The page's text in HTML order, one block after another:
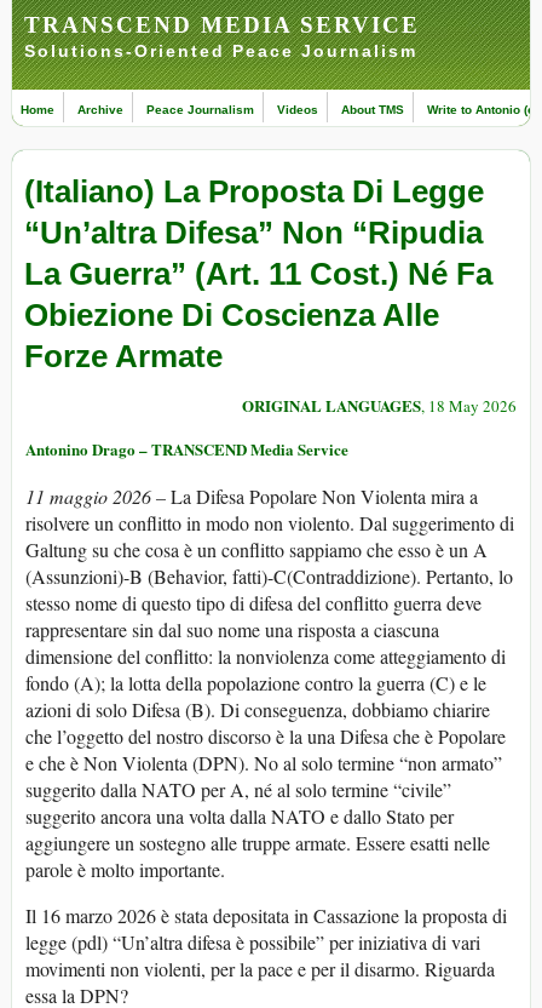
TRANSCEND MEDIA SERVICE
Solutions-Oriented Peace Journalism
Home Archive Peace Journalism Videos About TMS Write to Antonio
(Italiano) La Proposta Di Legge
“Un’altra Difesa” Non “Ripudia
La Guerra” (Art. 11 Cost.) Né Fa
Obiezione Di Coscienza Alle
Forze Armate
ORIGINAL LANGUAGES, 18 May 2026
Antonino Drago – TRANSCEND Media Service
11 maggio 2026 –La Difesa Popolare Non Violenta mira a
risolvere un conflitto in modo non violento. Dal suggerimento di
Galtung su che cosa è un conflitto sappiamo che esso è un A
(Assunzioni)-B (Behavior, fatti)-C(Contraddizione). Pertanto, lo
stesso nome di questo tipo di difesa del conflitto guerra deve
rappresentare sin dal suo nome una risposta a ciascuna
dimensione del conflitto: la nonviolenza come atteggiamento di
fondo (A); la lotta della popolazione contro la guerra (C) e le
azioni di solo Difesa (B). Di conseguenza, dobbiamo chiarire
che l’oggetto del nostro discorso è la una Difesa che è Popolare
e che è Non Violenta (DPN). No al solo termine “non armato”
suggerito dalla NATO per A, né al solo termine “civile”
suggerito ancora una volta dalla NATO e dallo Stato per
aggiungere un sostegno alle truppe armate. Essere esatti nelle
parole è molto importante.
Il 16 marzo 2026 è stata depositata in Cassazione la proposta di
legge (pdl) “Un’altra difesa è possibile” per iniziativa di vari
movimenti non violenti, per la pace e per il disarmo. Riguarda
essa la DPN?